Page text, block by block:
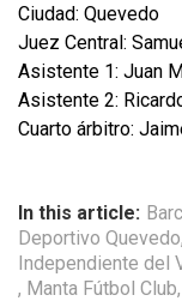
Ciudad: Quevedo
Juez Central:
Asistente 1: Juan
Asistente 2:
Cuarto árbitro:
In this article:
Deportivo Quevedo,
Independiente del
, Manta Fútbol Club,